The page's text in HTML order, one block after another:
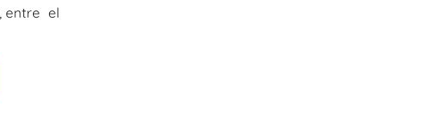
, entre el